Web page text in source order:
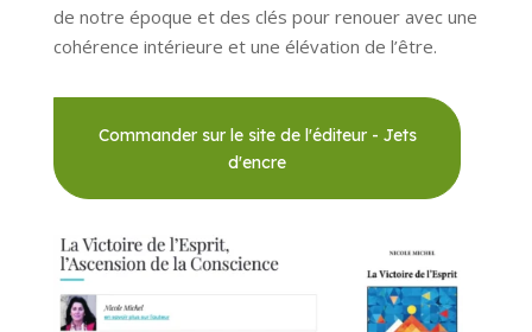
de notre époque et des clés pour renouer avec une
cohérence intérieure et une élévation de l’être.
Commander sur le site de l'éditeur - Jets
d'encre